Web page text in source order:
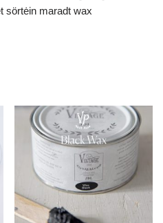
sörtėin maradt wax